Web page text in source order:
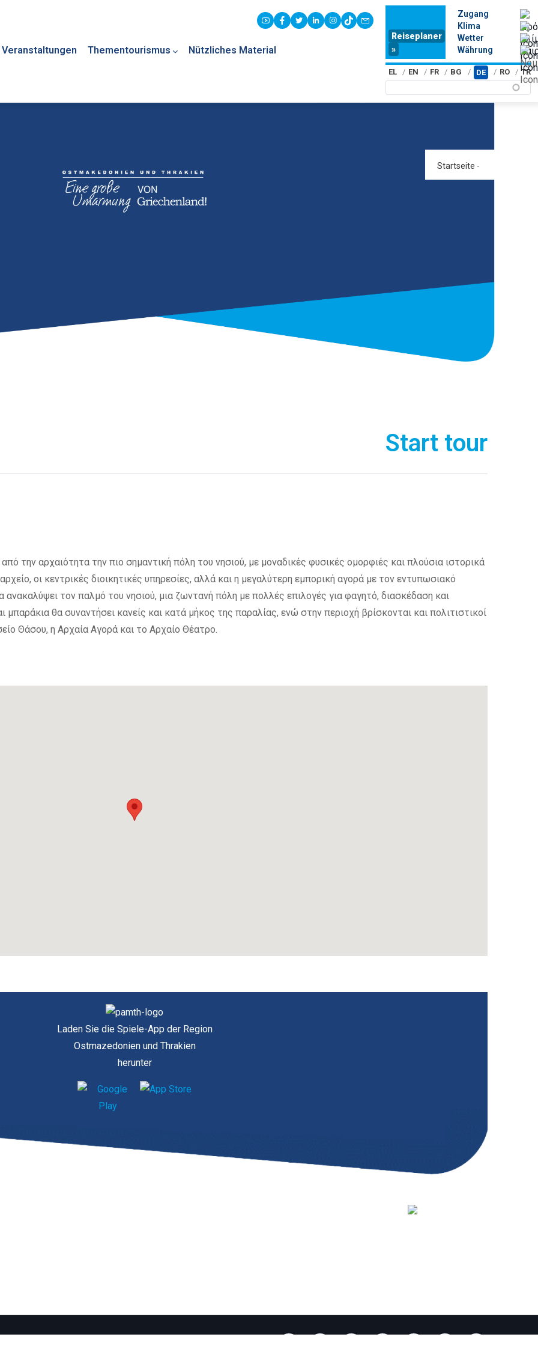
Veranstaltungen Thementourismus Nützliches Material
youtubefacebook
twitterlinkedininstagram
tiktokcontact
Reiseplaner
»
Zugang
Klima
Wetter
Währung
EL EN FR BG DE RO TR
Startseite -
Start tour
την αρχαιότητα την πιο σημαντική πόλη του νησιού, με μοναδικές φυσικές ομορφιές και πλούσια ιστορικά
οι κεντρικές διοικητικές υπηρεσίες, αλλά και η μεγαλύτερη εμπορική αγορά με τον εντυπωσιακό
τον παλμό του νησιού, μια ζωντανή πόλη με πολλές επιλογές για φαγητό, διασκέδαση και
θα συναντήσει κανείς και κατά μήκος της παραλίας, ενώ στην περιοχή βρίσκονται και πολιτιστικοί
Θάσου, η Αρχαία Αγορά και το Αρχαίο Θέατρο.
Laden Sie die Spiele-App der Region
Ostmazedonien und Thrakien
herunter